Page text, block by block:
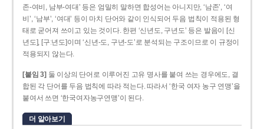
존­-여비, 남부-­여대’ 등은 엄밀히 말하면 합성어는 아니지만, ‘남존’, ‘여
비’, ‘남부’, ‘여대’ 등이 마치 단어와 같이 인식되어 두음 법칙이 적용된 형
태로 굳어져 쓰이고 있는 것이다. 한편 ‘신년도, 구년도’ 등은 발음이 [신
년도], [구ː년도]이며 ‘신년­-도, 구년-­도’로 분석되는 구조이므로 이 규정이
적용되지 않는다.
[붙임 3] 둘 이상의 단어로 이루어진 고유 명사를 붙여 쓰는 경우에도, 결
합된 각 단어를 두음 법칙에 따라 적는다. 따라서 ‘한국 여자 농구 연맹’을
붙여서 쓰면 ‘한국여자농구연맹’이 된다.
더 알아보기